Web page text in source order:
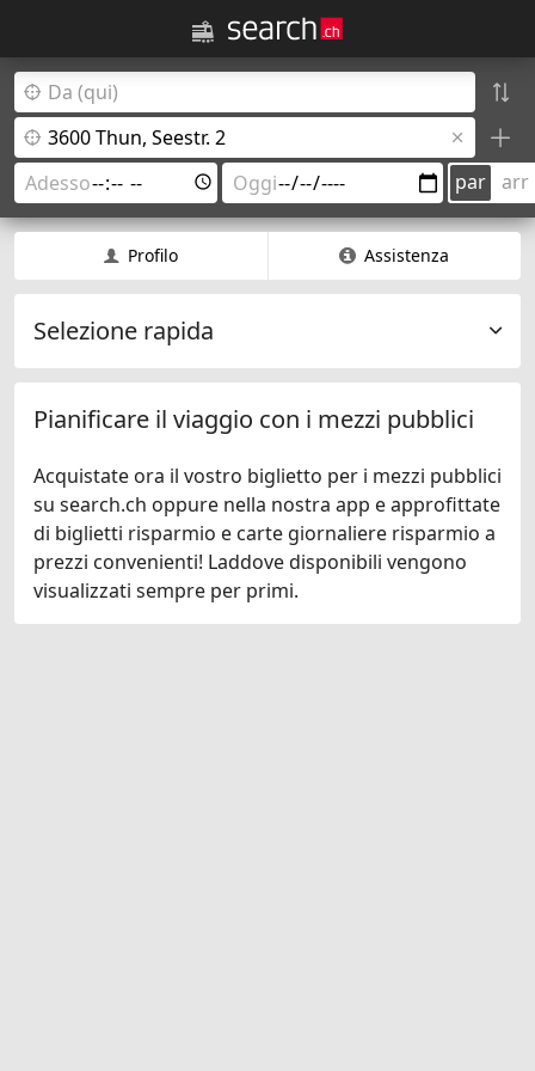
par arr
Profilo Assistenza
Selezione rapida
Pianificare il viaggio con i mezzi pubblici
Acquistate ora il vostro biglietto per i mezzi pubblici
su search.ch oppure nella nostra app e approfittate
di biglietti risparmio e carte giornaliere risparmio a
prezzi convenienti! Laddove disponibili vengono
visualizzati sempre per primi.